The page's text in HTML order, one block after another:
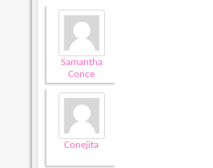
Samantha
Conce
Conejita